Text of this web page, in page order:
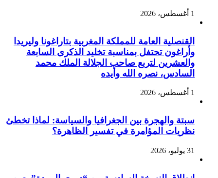
1 أغسطس، 2026
القنصلية العامة للمملكة المغربية بتاراغونا وليريدا
وأراغون تحتفل بمناسبة تخليد الذكرى السابعة
والعشرين لتربع صاحب الجلالة الملك محمد
السادس، نصره الله وأيده
1 أغسطس، 2026
سبتة والهجرة بين الجغرافيا والسياسة: لماذا تخطئ
نظريات المؤامرة في تفسير الظاهرة؟
31 يوليو، 2026